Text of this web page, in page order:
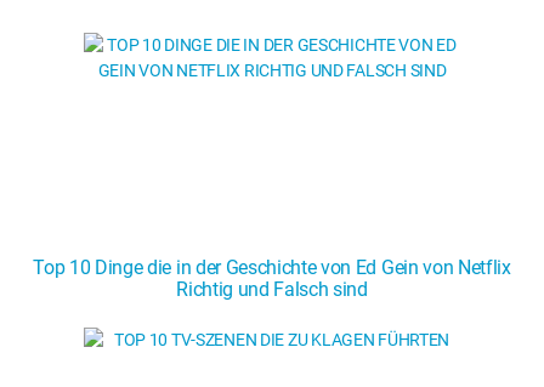
Top 10 Dinge die in der Geschichte von Ed Gein von Netflix
Richtig und Falsch sind